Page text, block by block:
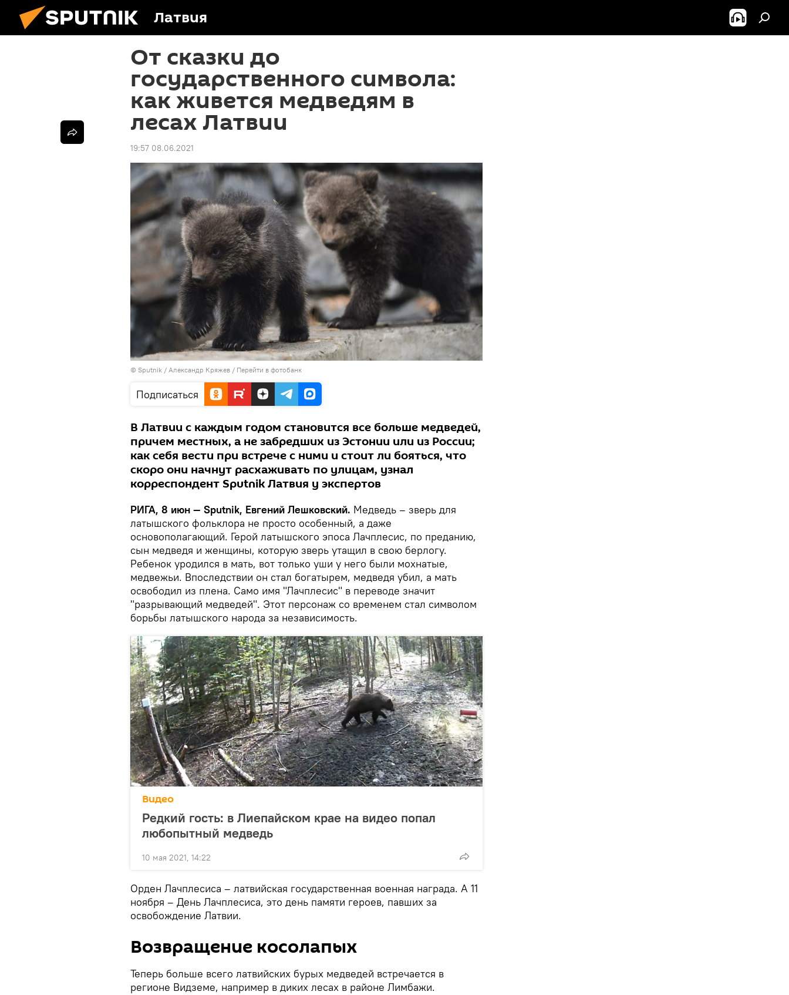
Латвия
От сказки до
государственного символа:
как живется медведям в
лесах Латвии
19:57 08.06.2021
© Sputnik / Александр Кряжев / Перейти в фотобанк
Подписаться
В Латвии с каждым годом становится все больше медведей,
причем местных, а не забредших из Эстонии или из России;
как себя вести при встрече с ними и стоит ли бояться, что
скоро они начнут расхаживать по улицам, узнал
корреспондент Sputnik Латвия у экспертов
РИГА, 8 июн — Sputnik, Евгений Лешковский. Медведь – зверь для
латышского фольклора не просто особенный, а даже
основополагающий. Герой латышского эпоса Лачплесис, по преданию,
сын медведя и женщины, которую зверь утащил в свою берлогу.
Ребенок уродился в мать, вот только уши у него были мохнатые,
медвежьи. Впоследствии он стал богатырем, медведя убил, а мать
освободил из плена. Само имя "Лачплесис" в переводе значит
"разрывающий медведей". Этот персонаж со временем стал символом
борьбы латышского народа за независимость.
Видео
Редкий гость: в Лиепайском крае на видео попал
любопытный медведь
10 мая 2021, 14:22
Орден Лачплесиса – латвийская государственная военная награда. А 11
ноября – День Лачплесиса, это день памяти героев, павших за
освобождение Латвии.
Возвращение косолапых
Теперь больше всего латвийских бурых медведей встречается в
регионе Видземе, например в диких лесах в районе Лимбажи.